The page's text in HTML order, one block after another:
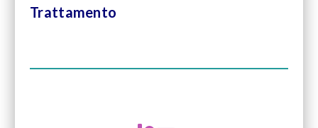
Trattamento